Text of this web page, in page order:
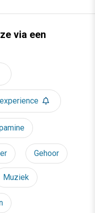
via een
Gehoor
Muziek